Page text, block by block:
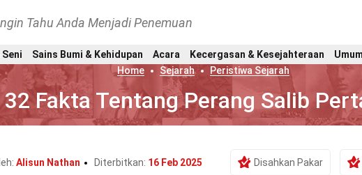
Tahu Anda Menjadi Penemuan
Seni Sains Bumi & Kehidupan Acara Kecergasan & Kesejahteraan
Home
Sejarah Peristiwa Sejarah
32 Fakta Tentang Perang Salib
Alisun Nathan Diterbitkan: 16 Feb 2025 Disahkan Pakar